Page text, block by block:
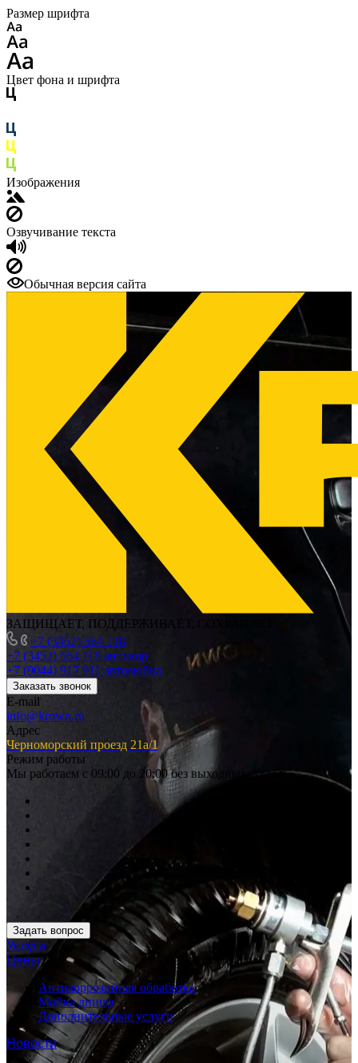
Размер шрифта
Цвет фона и шрифта
Изображения
Озвучивание текста
Обычная версия сайта
ЗАЩИЩАЕТ, ПОДДЕРЖИВАЕТ, СОХРАНЯЕТ
+7 (3452) 564 118
+7 (3452) 564 118 антикор
+7 (9044) 917 911 автомойка
Заказать звонок
E-mail
info@krown.ru
Адрес
Черноморский проезд 21а/1
Режим работы
Мы работаем с 09:00 до 20:00 без выходных
Задать вопрос
Услуги
Цены
Антикоррозийная обработка
Мойка днища
Дополнительные услуги
Новости